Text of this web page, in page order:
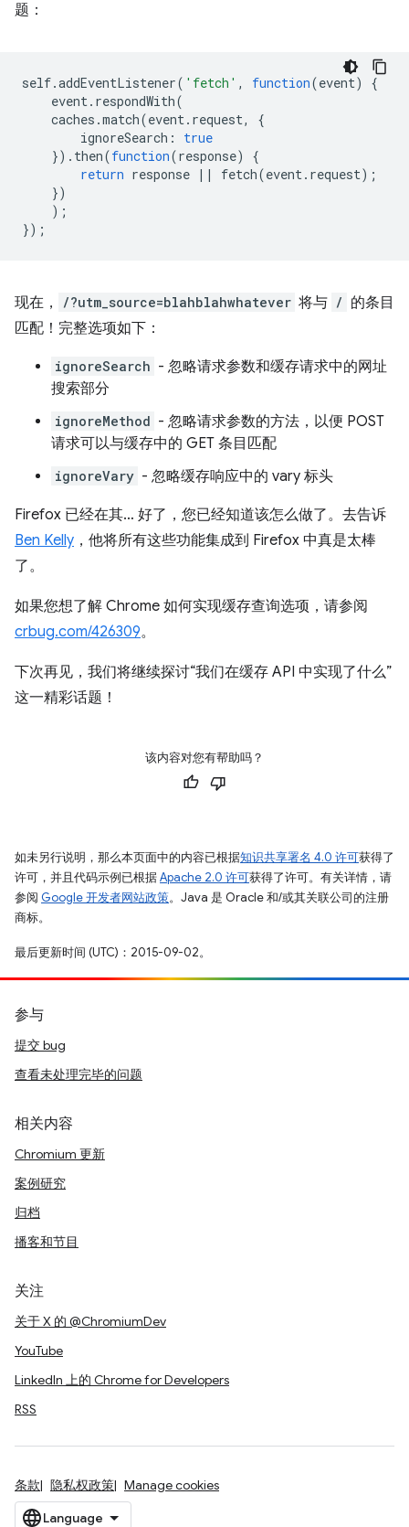
题：
self.addEventListener( 'fetch' , function(event)
{
event. respondWith(
caches .match(event. request,
{
ignoreSearch :
true
}). then(function(response)
{
return response || fetch(event. request);
})
);
});
现在， /?utm_source=blahblahwhatever 将与 / 的条目
匹配！完整选项如下：
ignoreSearch - 忽略请求参数和缓存请求中的网址
搜索部分
ignoreMethod - 忽略请求参数的方法，以便 POST
请求可以与缓存中的 GET 条目匹配
ignoreVary - 忽略缓存响应中的 vary 标头
Firefox 已经在其… 好了，您已经知道该怎么做了。去告诉
Ben Kelly ，他将所有这些功能集成到 Firefox 中真是太棒
了。
如果您想了解 Chrome 如何实现缓存查询选项，请参阅
crbug.com/426309。
下次再见，我们将继续探讨“我们在缓存 API 中实现了什么”
这一精彩话题！
该内容对您有帮助吗？
如未另行说明，那么本页面中的内容已根据知识共享署名 4.0 许可获得了
许可，并且代码示例已根据Apache 2.0 许可获得了许可。有关详情，请
参阅 Google 开发者网站政策。Java 是 Oracle 和/或其关联公司的注册
商标。
最后更新时间 (UTC)：2015-09-02。
参与
提交 bug
查看未处理完毕的问题
相关内容
Chromium 更新
案例研究
归档
播客和节目
关注
关于 X 的 @ChromiumDev
YouTube
LinkedIn 上的 Chrome for Developers
RSS
条款 隐私权政策 Manage cookies